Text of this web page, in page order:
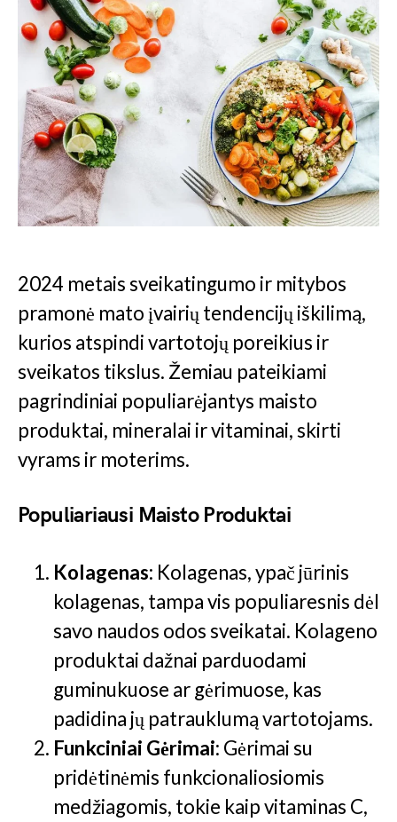
2024 metais sveikatingumo ir mitybos
pramonė mato įvairių tendencijų iškilimą,
kurios atspindi vartotojų poreikius ir
sveikatos tikslus. Žemiau pateikiami
pagrindiniai populiarėjantys maisto
produktai, mineralai ir vitaminai, skirti
vyrams ir moterims.
Populiariausi Maisto Produktai
Kolagenas: Kolagenas, ypač jūrinis
kolagenas, tampa vis populiaresnis dėl
savo naudos odos sveikatai. Kolageno
produktai dažnai parduodami
guminukuose ar gėrimuose, kas
padidina jų patrauklumą vartotojams​.
Funkciniai Gėrimai: Gėrimai su
pridėtinėmis funkcionaliosiomis
medžiagomis, tokie kaip vitaminas C,